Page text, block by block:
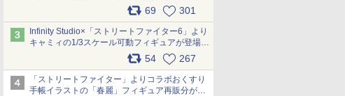
69 301
Infinity Studio×「ストリートファイター6」より
キャミィの1/3スケール可動フィギュアが登場
54 267
「ストリートファイター」よりコラボおくすり
手帳イラストの「春麗」フィギュア再販分が本